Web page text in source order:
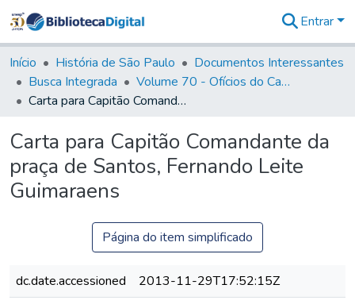
&
Coleções
Tudo na
Biblioteca
Estatísticas
Entrar
Início História de São Paulo
Documentos Interessantes
Busca Integrada
Volume 70 - Ofícios do Capitão General Martins Lopes de Saldanha aos diversos funcionários da Capitania (1775-1776)
Carta para Capitão Comandante da praça de Santos, Fernando Leite Guimaraens
Carta para Capitão Comandante da
praça de Santos, Fernando Leite
Guimaraens
Página do item simplificado
dc.date.accessioned
2013-11-29T17:52:15Z